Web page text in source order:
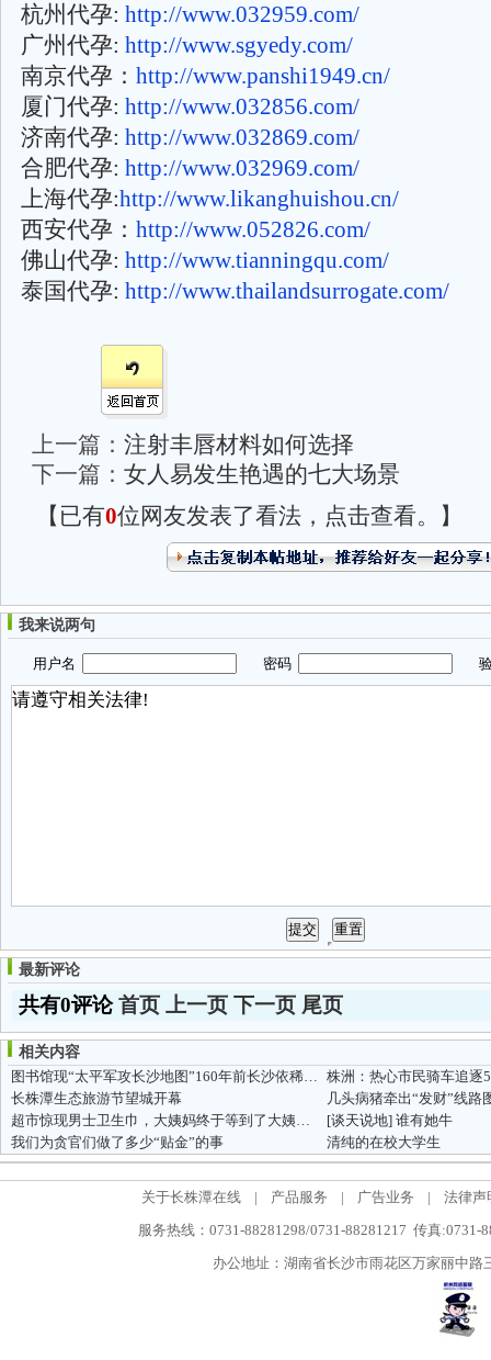
杭州代孕: http://www.032959.com/
广州代孕: http://www.sgyedy.com/
南京代孕： http://www.panshi1949.cn/
厦门代孕: http://www.032856.com/
济南代孕: http://www.032869.com/
合肥代孕: http://www.032969.com/
上海代孕:http://www.likanghuishou.cn/
西安代孕： http://www.052826.com/
佛山代孕: http://www.tianningqu.com/
泰国代孕: http://www.thailandsurrogate.com/
上一篇： 注射丰唇材料如何选择
下一篇： 女人易发生艳遇的七大场景
【已有0位网友发表了看法，点击查看。】
我来说两句
用户名 密码 验
最新评论
共有0评论首页 上一页 下一页 尾页
相关内容
图书馆现“太平军攻长沙地图”160年前长沙依稀可辨
长株潭生态旅游节望城开幕
几头病猪牵出“发财”线路
超市惊现男士卫生巾，大姨妈终于等到了大姨夫啦蛤蛤蛤！
[谈天说地]谁有她牛
我们为贪官们做了多少“贴金”的事
清纯的在校大学生
关于长株潭在线 | 产品服务 | 广告业务 |
法律声
服务热线：0731-88281298/0731-88281217 传真:0731-
办公地址：湖南省长沙市雨花区万家丽中